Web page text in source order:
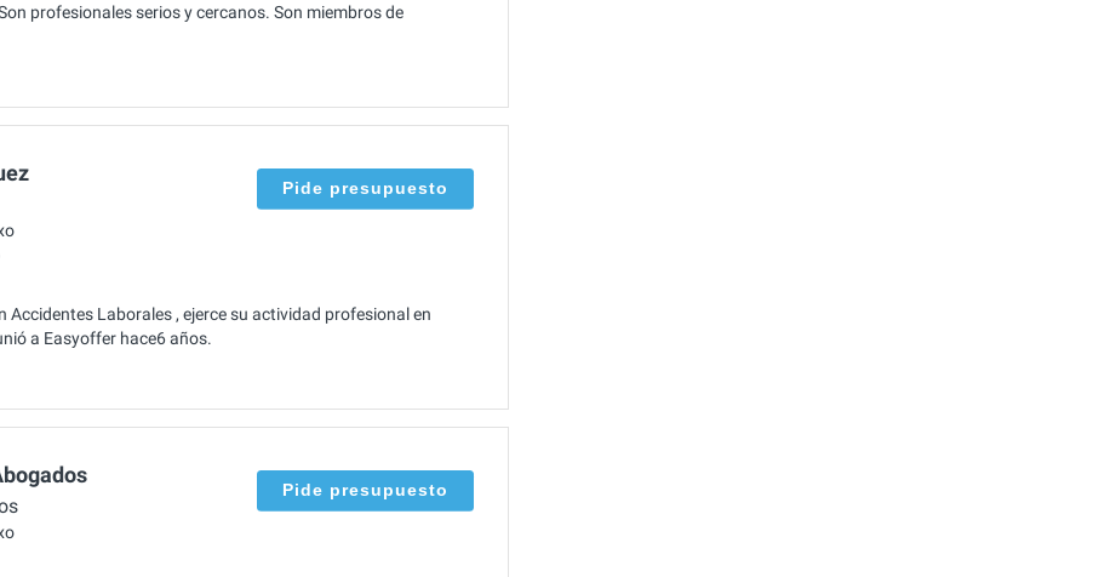
profesionales serios y cercanos. Son miembros de
Pide presupuesto
Accidentes Laborales , ejerce su actividad profesional en
a Easyoffer hace6 años.
Pide presupuesto